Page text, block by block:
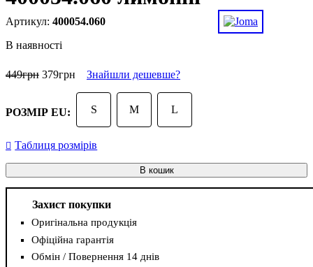
400054.060
В наявності
449грн 379грн Знайшли дешевше?
РОЗМІР EU: S M L
Таблиця розмірів
В кошик
Захист покупки
Оригінальна продукція
Офіційна гарантія
Обмін / Повернення 14 днів